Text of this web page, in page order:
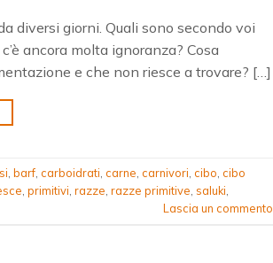
diversi giorni. Quali sono secondo voi
ancora molta ignoranza? Cosa
e che non riesce a trovare? […]
, barf, carboidrati, carne, carnivori, cibo, cibo
, primitivi, razze, razze primitive, saluki,
Lascia un commento